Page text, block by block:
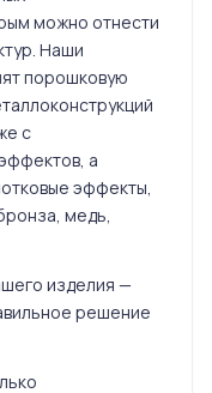
можно отнести
Наши
порошковую
с
а
эффекты,
медь,
изделия —
решение